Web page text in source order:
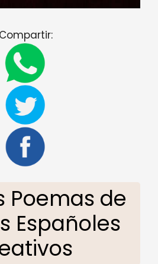
Compartir:
Poemas de
Españoles